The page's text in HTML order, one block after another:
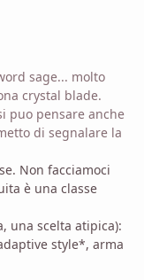
sage... molto
crystal blade.
puo pensare anche
di segnalare la
Non facciamoci
è una classe
una scelta atipica):
style*, arma